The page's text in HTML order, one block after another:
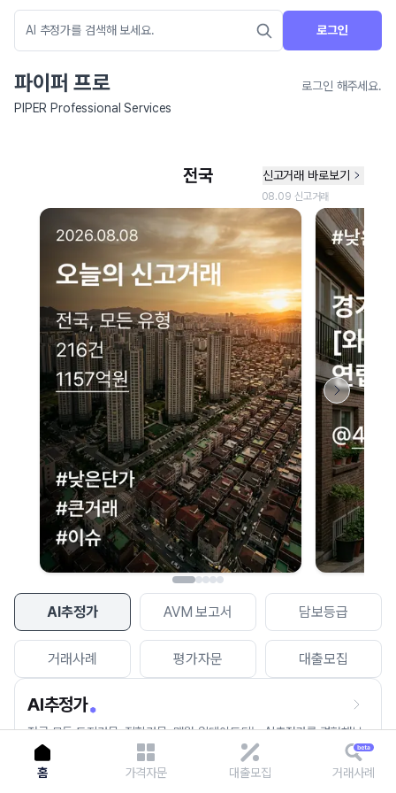
로그인
파이퍼 프로
로그인 해주세요.
PIPER Professional Services
AI추정가 AVM 보고서 담보등급
거래사례 평가자문 대출모집
AI추정가
전국 모든 토지건물, 집합건물, 매월 업데이트되는 AI추정가를 경험해보
세요.
네이버 지도 연결 안내
현재 네이버 지도 연결이 원활하지 않아 지도를 불러올 수 없습니다.
이용에 불편을 드려 죄송합니다.
다시 시도
홈 가격자문 대출모집 거래사례